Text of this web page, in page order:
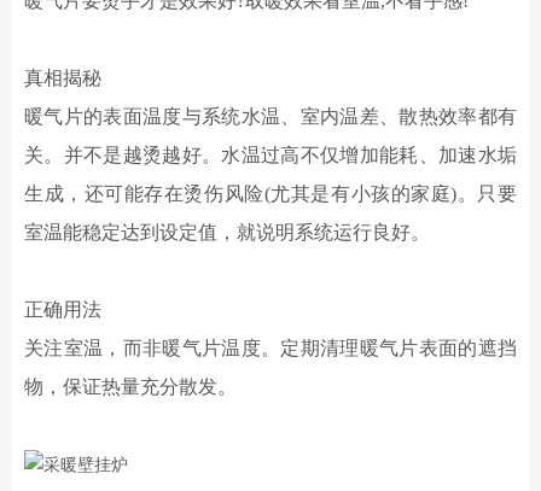
真相揭秘
暖气片的表面温度与系统水温、室内温差、散热效率都有
关。并不是越烫越好。水温过高不仅增加能耗、加速水垢
生成，还可能存在烫伤风险(尤其是有小孩的家庭)。只要
室温能稳定达到设定值，就说明系统运行良好。
正确用法
关注室温，而非暖气片温度。定期清理暖气片表面的遮挡
物，保证热量充分散发。